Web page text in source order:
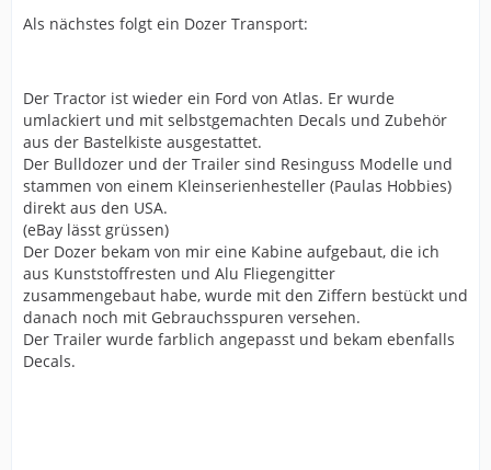
Als nächstes folgt ein Dozer Transport:
Der Tractor ist wieder ein Ford von Atlas. Er wurde
umlackiert und mit selbstgemachten Decals und Zubehör
aus der Bastelkiste ausgestattet.
Der Bulldozer und der Trailer sind Resinguss Modelle und
stammen von einem Kleinserienhesteller (Paulas Hobbies)
direkt aus den USA.
(eBay lässt grüssen)
Der Dozer bekam von mir eine Kabine aufgebaut, die ich
aus Kunststoffresten und Alu Fliegengitter
zusammengebaut habe, wurde mit den Ziffern bestückt und
danach noch mit Gebrauchsspuren versehen.
Der Trailer wurde farblich angepasst und bekam ebenfalls
Decals.